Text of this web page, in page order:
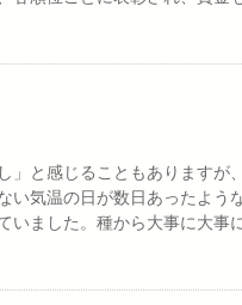
」と感じることもあります
い気温の日が数日あったよ
いました。種から大事に大